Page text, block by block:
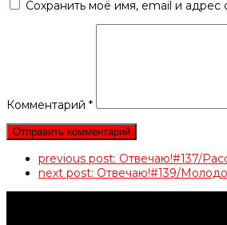
Сохранить моё имя, email и
Комментарий *
previous post: Отвечаю!#137/
next post: Отвечаю!#139/